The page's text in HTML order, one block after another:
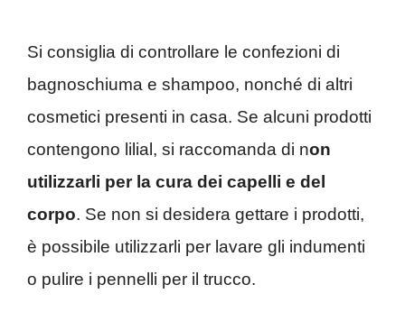
Si consiglia di controllare le confezioni di
bagnoschiuma e shampoo, nonché di altri
cosmetici presenti in casa. Se alcuni prodotti
contengono lilial, si raccomanda di non
utilizzarli per la cura dei capelli e del
corpo. Se non si desidera gettare i prodotti,
è possibile utilizzarli per lavare gli indumenti
o pulire i pennelli per il trucco.